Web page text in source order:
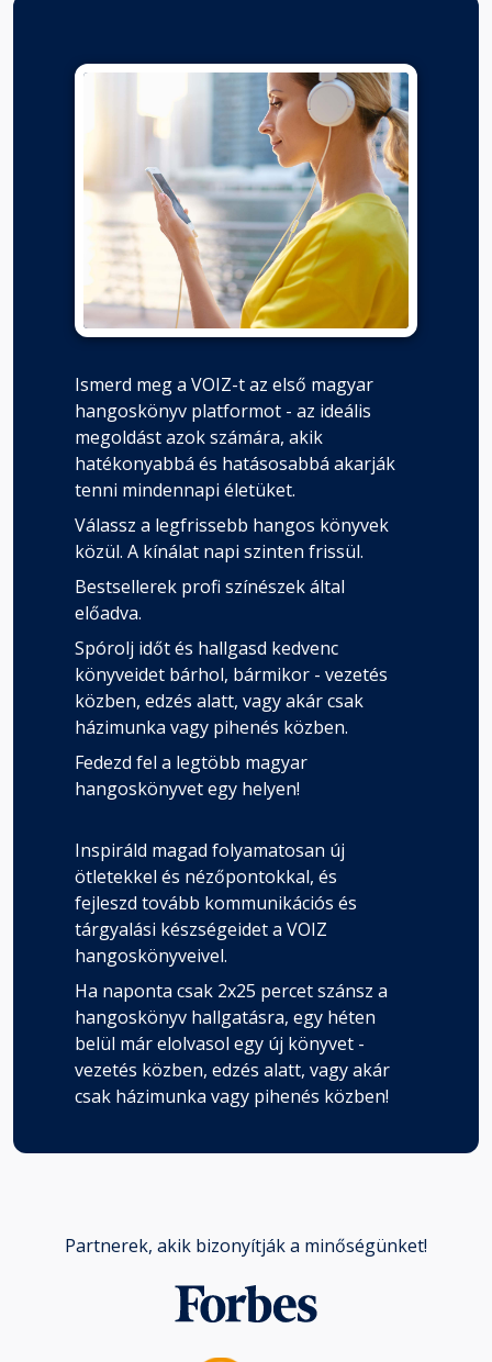
Ismerd meg a VOIZ-t az első magyar
hangoskönyv platformot - az ideális
megoldást azok számára, akik
hatékonyabbá és hatásosabbá akarják
tenni mindennapi életüket.
Válassz a legfrissebb hangos könyvek
közül. A kínálat napi szinten frissül.
Bestsellerek profi színészek által
előadva.
Spórolj időt és hallgasd kedvenc
könyveidet bárhol, bármikor - vezetés
közben, edzés alatt, vagy akár csak
házimunka vagy pihenés közben.
Fedezd fel a legtöbb magyar
hangoskönyvet egy helyen!
Inspiráld magad folyamatosan új
ötletekkel és nézőpontokkal, és
fejleszd tovább kommunikációs és
tárgyalási készségeidet a VOIZ
hangoskönyveivel.
Ha naponta csak 2x25 percet szánsz a
hangoskönyv hallgatásra, egy héten
belül már elolvasol egy új könyvet -
vezetés közben, edzés alatt, vagy akár
csak házimunka vagy pihenés közben!
Partnerek, akik bizonyítják a minőségünket!